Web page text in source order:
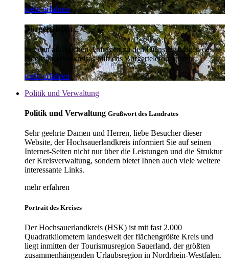
mehr erfahren
Bürgertelefon
Bei den alltäglichen Anfragen zu den Dienstleistungen des
Hochsauerlandkreises hilft das Bürgertelefon weiter.
mehr erfahren
Politik und Verwaltung
Politik und Verwaltung Grußwort des Landrates
Sehr geehrte Damen und Herren, liebe Besucher dieser
Website, der Hochsauerlandkreis informiert Sie auf seinen
Internet-Seiten nicht nur über die Leistungen und die Struktur
der Kreisverwaltung, sondern bietet Ihnen auch viele weitere
interessante Links.
mehr erfahren
Portrait des Kreises
Der Hochsauerlandkreis (HSK) ist mit fast 2.000
Quadratkilometern landesweit der flächengrößte Kreis und
liegt inmitten der Tourismusregion Sauerland, der größten
zusammenhängenden Urlaubsregion in Nordrhein-Westfalen.